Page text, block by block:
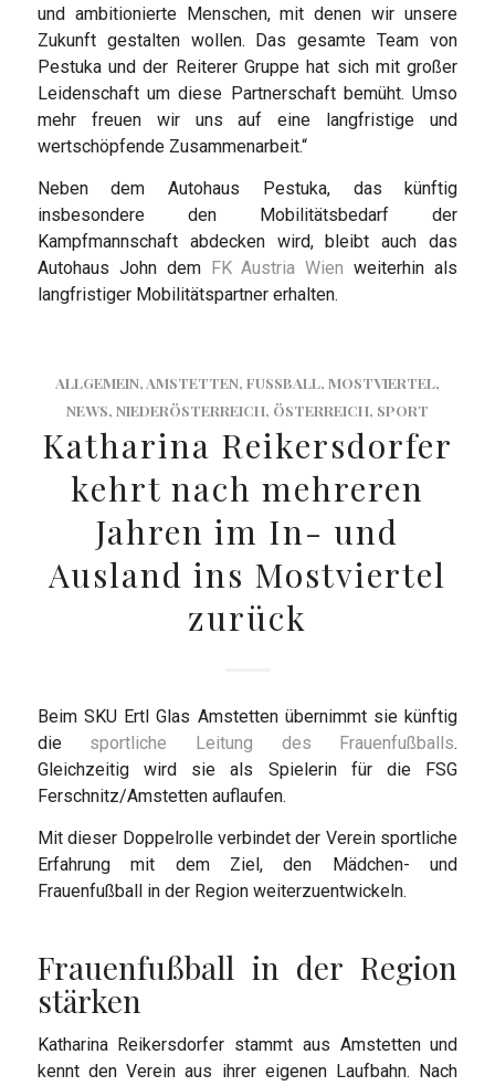
und ambitionierte Menschen, mit denen wir unsere
Zukunft gestalten wollen. Das gesamte Team von
Pestuka und der Reiterer Gruppe hat sich mit großer
Leidenschaft um diese Partnerschaft bemüht. Umso
mehr freuen wir uns auf eine langfristige und
wertschöpfende Zusammenarbeit.“
Neben dem Autohaus Pestuka, das künftig
insbesondere den Mobilitätsbedarf der
Kampfmannschaft abdecken wird, bleibt auch das
Autohaus John dem FK Austria Wien weiterhin als
langfristiger Mobilitätspartner erhalten.
ALLGEMEIN, AMSTETTEN, FUSSBALL, MOSTVIERTEL,
NEWS NIEDERÖSTERREICH, ÖSTERREICH, SPORT
Katharina Reikersdorfer
kehrt nach mehreren
Jahren im In- und
Ausland ins Mostviertel
zurück
Beim SKU Ertl Glas Amstetten übernimmt sie künftig
die sportliche Leitung des Frauenfußballs.
Gleichzeitig wird sie als Spielerin für die FSG
Ferschnitz/Amstetten auflaufen.
Mit dieser Doppelrolle verbindet der Verein sportliche
Erfahrung mit dem Ziel, den Mädchen- und
Frauenfußball in der Region weiterzuentwickeln.
Frauenfußball in der Region
stärken
Katharina Reikersdorfer stammt aus Amstetten und
kennt den Verein aus ihrer eigenen Laufbahn. Nach